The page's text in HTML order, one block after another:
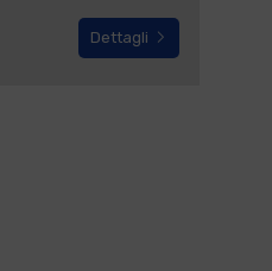
Dettagli